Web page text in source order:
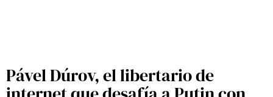
Pável Dúrov, el libertario de